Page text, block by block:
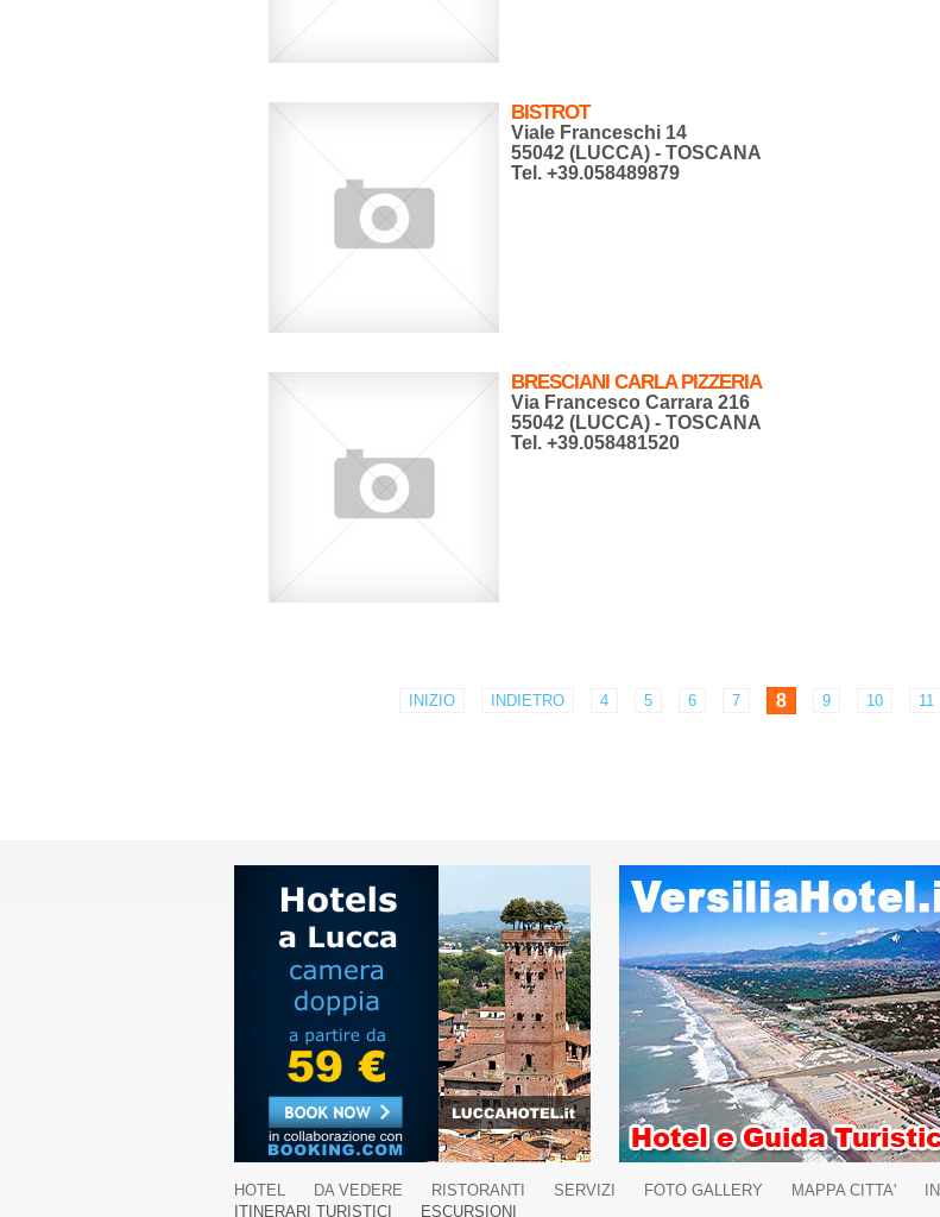
BISTROT
Viale Franceschi 14
55042 (LUCCA) - TOSCANA
Tel. +39.058489879
BRESCIANI CARLA PIZZERIA
Via Francesco Carrara 216
55042 (LUCCA) - TOSCANA
Tel. +39.058481520
INIZIO INDIETRO 4 5 6 7 8 9 10 11
HOTEL DA VEDERE RISTORANTI SERVIZI FOTO GALLERY MAPPA CITTA'
ITINERARI TURISTICI
ESCURSIONI